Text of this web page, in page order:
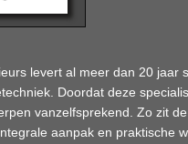
levert al meer dan 20 jaar
Doordat deze
vanzelfsprekend. Zo zit
aanpak en praktische